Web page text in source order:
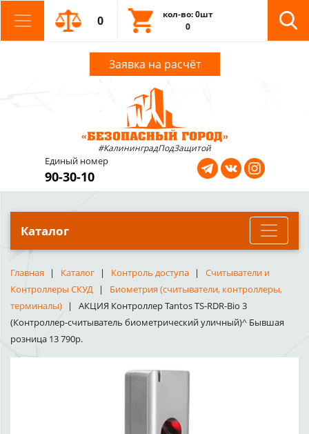
0
кол-во: 0шт
0
Заявка на расчёт
#КалининградПодЗащитой
Единый номер
90-30-10
Каталог
Главная Каталог Контроль доступа
Считыватели и
Контроллеры СКУД
Биометрия (считыватели, контроллеры,
терминалы)
АКЦИЯ Контроллер Tantos TS-RDR-Bio 3
(Контроллер-считыватель биометрический уличный)^ Бывшая
розница 13 790р.